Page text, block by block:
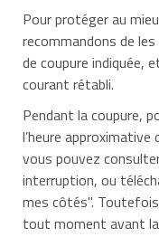
Pour protéger au
recommandons de
de coupure indiquée,
courant rétabli.
Pendant la coupure,
l’heure
vous pouvez
interruption, ou
mes côtés".
tout moment avant la